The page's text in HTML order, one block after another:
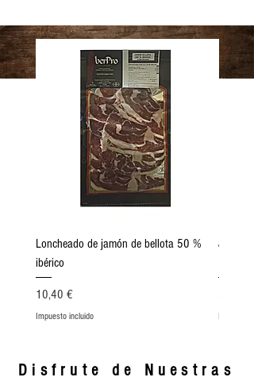
Loncheado de jamón de bellota 50 %
ibérico
Precio
10,40 €
Impuesto incluido
Jamón
Disfrute de Nuestras